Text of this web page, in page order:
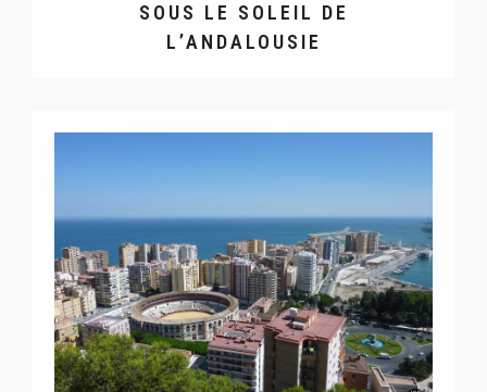
SOUS LE SOLEIL DE
L’ANDALOUSIE